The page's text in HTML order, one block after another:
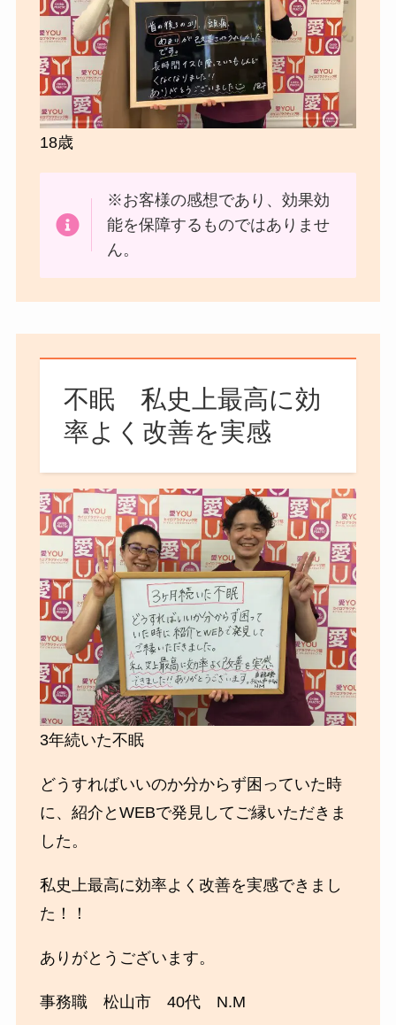
18歳
※お客様の感想であり、効果効
能を保障するものではありませ
ん。
不眠 私史上最高に効
率よく改善を実感
3年続いた不眠
どうすればいいのか分からず困っていた時
に、紹介とWEBで発見してご縁いただきま
した。
私史上最高に効率よく改善を実感できまし
た！！
ありがとうございます。
事務職 松山市 40代 N.M